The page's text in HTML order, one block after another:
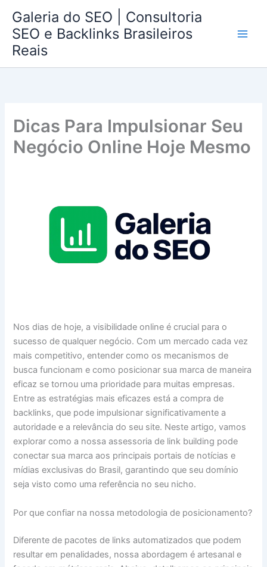
para
conteúdo
Galeria do SEO | Consultoria
SEO e Backlinks Brasileiros
Reais
Dicas Para Impulsionar Seu
Negócio Online Hoje Mesmo
Nos dias de hoje, a visibilidade online é crucial para o
sucesso de qualquer negócio. Com um mercado cada vez
mais competitivo, entender como os mecanismos de
busca funcionam e como posicionar sua marca de maneira
eficaz se tornou uma prioridade para muitas empresas.
Entre as estratégias mais eficazes está a compra de
backlinks, que pode impulsionar significativamente a
autoridade e a relevância do seu site. Neste artigo, vamos
explorar como a nossa assessoria de link building pode
conectar sua marca aos principais portais de notícias e
mídias exclusivas do Brasil, garantindo que seu domínio
seja visto como uma referência no seu nicho.
Por que confiar na nossa metodologia de posicionamento?
Diferente de pacotes de links automatizados que podem
resultar em penalidades, nossa abordagem é artesanal e